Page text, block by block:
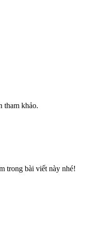
tham khảo.
trong bài viết này nhé!